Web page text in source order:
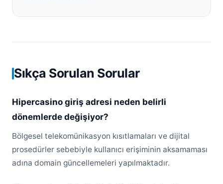
Sıkça Sorulan Sorular
Hipercasino giriş adresi neden belirli
dönemlerde değişiyor?
Bölgesel telekomünikasyon kısıtlamaları ve dijital
prosedürler sebebiyle kullanıcı erişiminin aksamaması
adına domain güncellemeleri yapılmaktadır.